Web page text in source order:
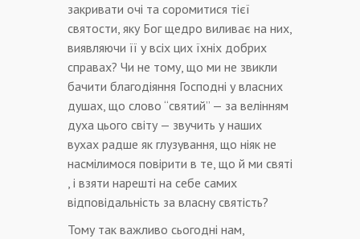
закривати очі та соромитися тієї
святости, яку Бог щедро виливає на них,
виявляючи її у всіх цих їхніх добрих
справах? Чи не тому, що ми не звикли
бачити благодіяння Господні у власних
душах, що слово “святий” — за велінням
духа цього світу — звучить у наших
вухах радше як глузування, що ніяк не
насмілимося повірити в те, що й ми святі
, і взяти нарешті на себе самих
відповідальність за власну святість?
Тому так важливо сьогодні нам,